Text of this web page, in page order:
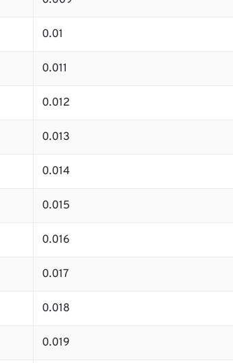
0.01
0.011
0.012
0.013
0.014
0.015
0.016
0.017
0.018
0.019